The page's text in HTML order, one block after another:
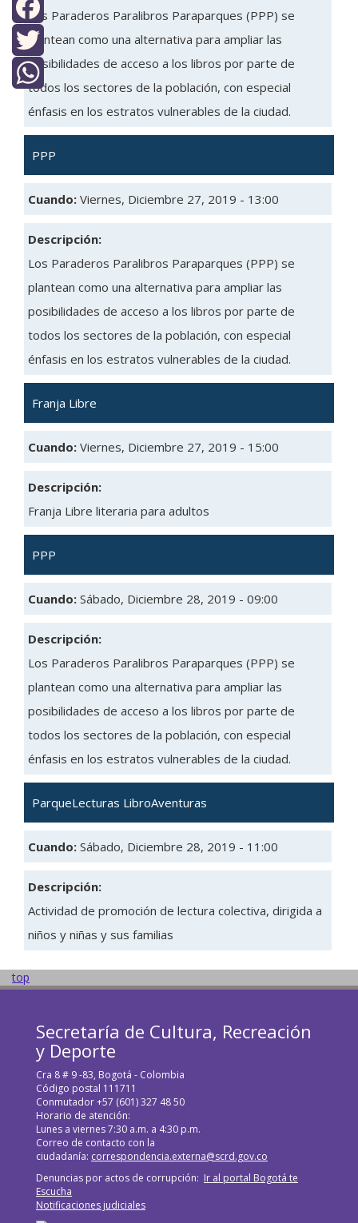
Los Paraderos Paralibros Paraparques (PPP) se
plantean como una alternativa para ampliar las
posibilidades de acceso a los libros por parte de
todos los sectores de la población, con especial
énfasis en los estratos vulnerables de la ciudad.
PPP
Cuando: Viernes, Diciembre 27, 2019 - 13:00
Descripción:
Los Paraderos Paralibros Paraparques (PPP) se
plantean como una alternativa para ampliar las
posibilidades de acceso a los libros por parte de
todos los sectores de la población, con especial
énfasis en los estratos vulnerables de la ciudad.
Franja Libre
Cuando: Viernes, Diciembre 27, 2019 - 15:00
Descripción:
Franja Libre literaria para adultos
PPP
Cuando: Sábado, Diciembre 28, 2019 - 09:00
Descripción:
Los Paraderos Paralibros Paraparques (PPP) se
plantean como una alternativa para ampliar las
posibilidades de acceso a los libros por parte de
todos los sectores de la población, con especial
énfasis en los estratos vulnerables de la ciudad.
ParqueLecturas LibroAventuras
Cuando: Sábado, Diciembre 28, 2019 - 11:00
Descripción:
Actividad de promoción de lectura colectiva, dirigida a
niños y niñas y sus familias
Facebook
Twitter
WhatsApp
top
Secretaría de Cultura, Recreación
y Deporte
Cra 8 # 9 -83, Bogotá - Colombia
Código postal 111711
Conmutador +57 (601) 327 48 50
Horario de atención:
Lunes a viernes 7:30 a.m. a 4:30 p.m.
Correo de contacto con la
ciudadanía: correspondencia.externa@scrd.gov.co
Denuncias por actos de corrupción: Ir al portal Bogotá te
Escucha
Notificaciones judiciales